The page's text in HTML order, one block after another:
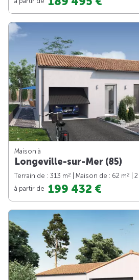
Maison à
Longeville-sur-Mer (85)
Terrain de : 313 m2 | Maison de : 62 m2
|
à partir de 199 432 €